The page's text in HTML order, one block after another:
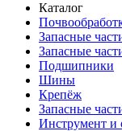
Каталог
Запасные
Запасные
Подшипники
Шины
Крепёж
Запасные
Инструмент и